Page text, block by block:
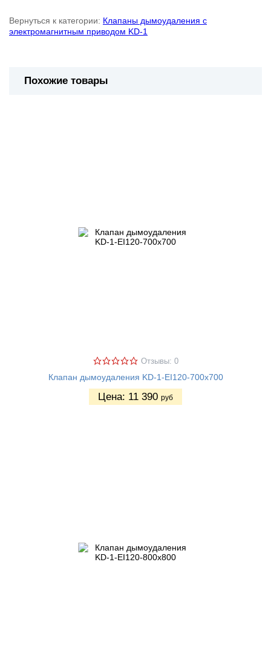
Вернуться к категории: Клапаны дымоудаления с
электромагнитным приводом KD-1
Похожие товары
Отзывы: 0
Клапан дымоудаления KD-1-EI120-700х700
Цена: 11 390 руб